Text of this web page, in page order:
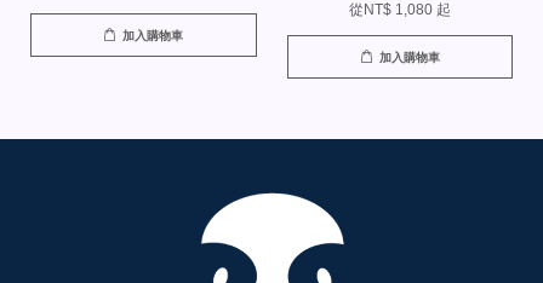
加入購物車
從 NT$ 1,080 起
加入購物車